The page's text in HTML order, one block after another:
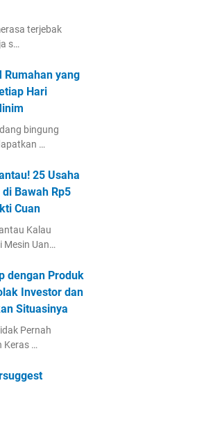
terjebak
s…
Rumahan yang
Hari
bingung
…
25 Usaha
Bawah Rp5
Cuan
Kalau
Mesin Uan…
dengan Produk
Investor dan
Situasinya
Pernah
Keras …